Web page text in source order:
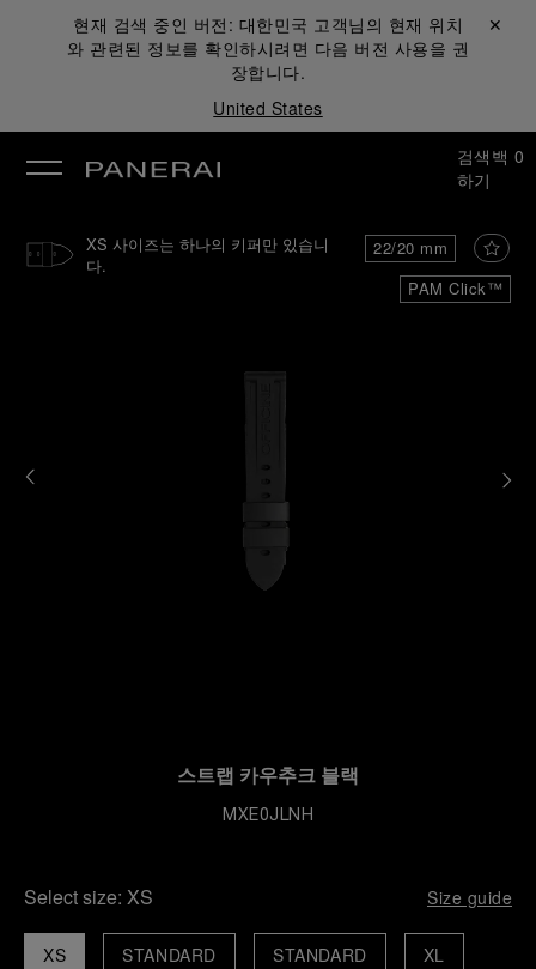
현재 검색 중인 버전: 대한민국 고객님의 현재 위치
와 관련된 정보를 확인하시려면 다음 버전 사용을 권
장합니다.
United States
닫기 ✕
검색
하기
백 0
PAM Click™
22/20 mm
XS 사이즈는 하나의 키퍼만 있습니
다.
스트랩 카우추크 블랙
MXE0JLNH
Select size: XS Size guide
XS STANDARD STANDARD XL